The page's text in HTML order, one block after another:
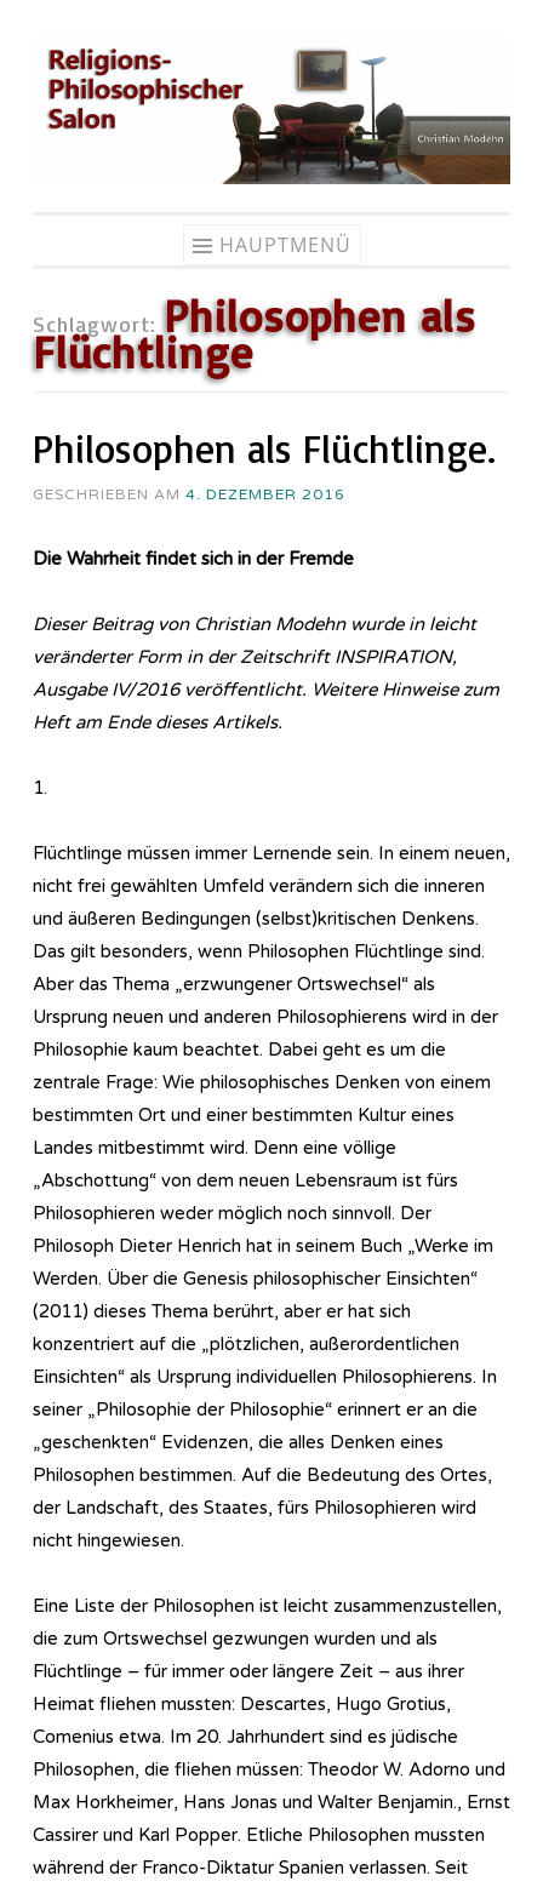
Zum
Inhalt
springen
HAUPTMENÜ
Schlagwort: Philosophen als
Flüchtlinge
Philosophen als Flüchtlinge.
GESCHRIEBEN AM 4. DEZEMBER 2016
Die Wahrheit findet sich in der Fremde
Dieser Beitrag von Christian Modehn wurde in leicht
veränderter Form in der Zeitschrift INSPIRATION,
Ausgabe IV/2016 veröffentlicht. Weitere Hinweise zum
Heft am Ende dieses Artikels.
1.
Flüchtlinge müssen immer Lernende sein. In einem neuen,
nicht frei gewählten Umfeld verändern sich die inneren
und äußeren Bedingungen (selbst)kritischen Denkens.
Das gilt besonders, wenn Philosophen Flüchtlinge sind.
Aber das Thema „erzwungener Ortswechsel“ als
Ursprung neuen und anderen Philosophierens wird in der
Philosophie kaum beachtet. Dabei geht es um die
zentrale Frage: Wie philosophisches Denken von einem
bestimmten Ort und einer bestimmten Kultur eines
Landes mitbestimmt wird. Denn eine völlige
„Abschottung“ von dem neuen Lebensraum ist fürs
Philosophieren weder möglich noch sinnvoll. Der
Philosoph Dieter Henrich hat in seinem Buch „Werke im
Werden. Über die Genesis philosophischer Einsichten“
(2011) dieses Thema berührt, aber er hat sich
konzentriert auf die „plötzlichen, außerordentlichen
Einsichten“ als Ursprung individuellen Philosophierens. In
seiner „Philosophie der Philosophie“ erinnert er an die
„geschenkten“ Evidenzen, die alles Denken eines
Philosophen bestimmen. Auf die Bedeutung des Ortes,
der Landschaft, des Staates, fürs Philosophieren wird
nicht hingewiesen.
Eine Liste der Philosophen ist leicht zusammenzustellen,
die zum Ortswechsel gezwungen wurden und als
Flüchtlinge – für immer oder längere Zeit – aus ihrer
Heimat fliehen mussten: Descartes, Hugo Grotius,
Comenius etwa. Im 20. Jahrhundert sind es jüdische
Philosophen, die fliehen müssen: Theodor W. Adorno und
Max Horkheimer, Hans Jonas und Walter Benjamin., Ernst
Cassirer und Karl Popper. Etliche Philosophen mussten
während der Franco-Diktatur Spanien verlassen. Seit